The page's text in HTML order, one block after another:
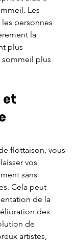
Les
personnes
la
plus
plus
et
flottaison, vous
vos
sans
Cela peut
de la
des
de
artistes,